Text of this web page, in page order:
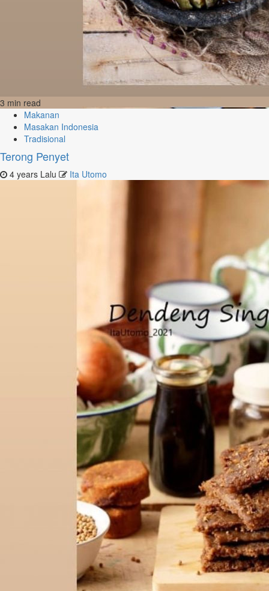
3 min read
Makanan
Masakan Indonesia
Tradisional
Terong Penyet
4 years Lalu Ita Utomo